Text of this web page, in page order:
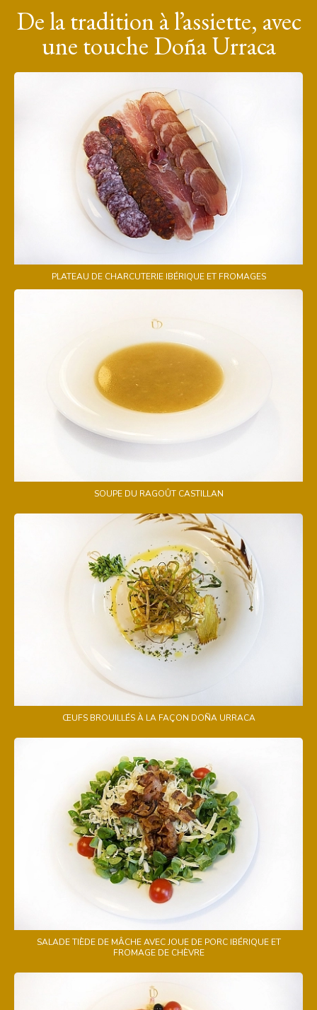
De la tradition à l’assiette, avec
une touche Doña Urraca
PLATEAU DE CHARCUTERIE IBÉRIQUE ET FROMAGES
SOUPE DU RAGOÛT CASTILLAN
ŒUFS BROUILLÉS À LA FAÇON DOÑA URRACA
SALADE TIÈDE DE MÂCHE AVEC JOUE DE PORC IBÉRIQUE ET
FROMAGE DE CHÈVRE